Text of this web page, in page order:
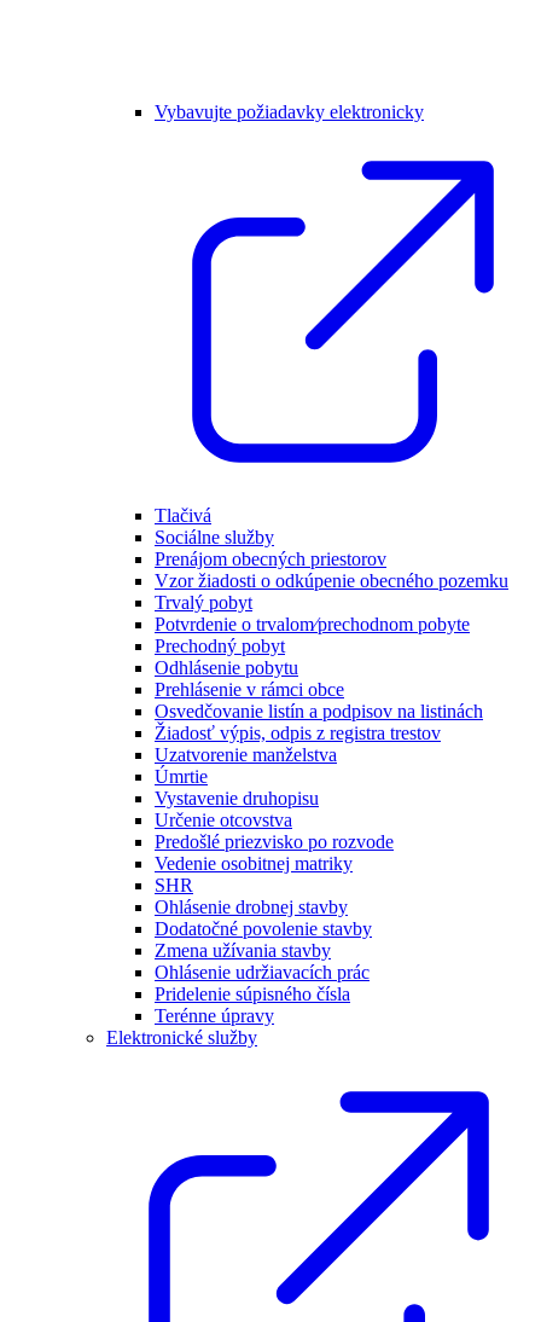
Vybavujte požiadavky elektronicky
Tlačivá
Sociálne služby
Prenájom obecných priestorov
Vzor žiadosti o odkúpenie obecného pozemku
Trvalý pobyt
Potvrdenie o trvalom⁄prechodnom pobyte
Prechodný pobyt
Odhlásenie pobytu
Prehlásenie v rámci obce
Osvedčovanie listín a podpisov na listinách
Žiadosť výpis, odpis z registra trestov
Uzatvorenie manželstva
Úmrtie
Vystavenie druhopisu
Určenie otcovstva
Predošlé priezvisko po rozvode
Vedenie osobitnej matriky
SHR
Ohlásenie drobnej stavby
Dodatočné povolenie stavby
Zmena užívania stavby
Ohlásenie udržiavacích prác
Pridelenie súpisného čísla
Terénne úpravy
Elektronické služby